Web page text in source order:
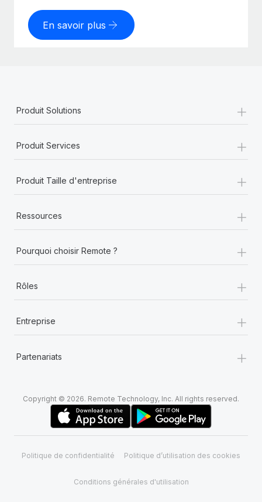
En savoir plus
Produit Solutions +
Produit Services +
Produit Taille d'entreprise +
Ressources +
Pourquoi choisir Remote ? +
Rôles +
Entreprise +
Partenariats +
Copyright © 2026. Remote Technology, Inc. All rights reserved.
Politique de confidentialité Politique d’utilisation des cookies
Conditions générales d'utilisation